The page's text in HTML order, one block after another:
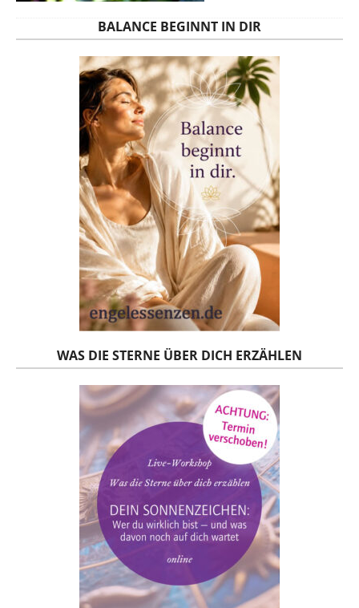
BALANCE BEGINNT IN DIR
WAS DIE STERNE ÜBER DICH ERZÄHLEN